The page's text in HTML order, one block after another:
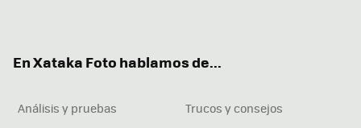
En Xataka Foto hablamos de...
Análisis y pruebas
Trucos y consejos